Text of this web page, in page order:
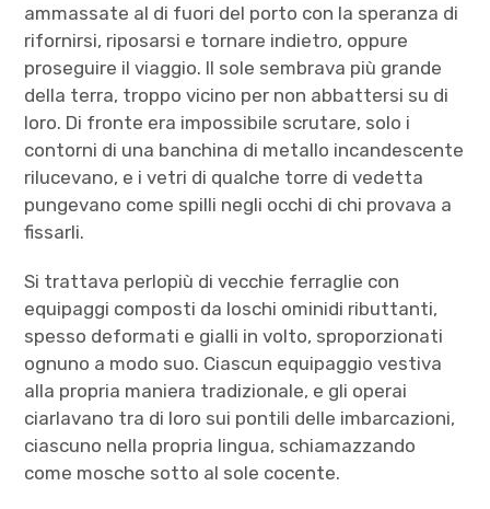
ammassate al di fuori del porto con la speranza di
rifornirsi, riposarsi e tornare indietro, oppure
proseguire il viaggio. Il sole sembrava più grande
della terra, troppo vicino per non abbattersi su di
loro. Di fronte era impossibile scrutare, solo i
contorni di una banchina di metallo incandescente
rilucevano, e i vetri di qualche torre di vedetta
pungevano come spilli negli occhi di chi provava a
fissarli.
Si trattava perlopiù di vecchie ferraglie con
equipaggi composti da loschi ominidi ributtanti,
spesso deformati e gialli in volto, sproporzionati
ognuno a modo suo. Ciascun equipaggio vestiva
alla propria maniera tradizionale, e gli operai
ciarlavano tra di loro sui pontili delle imbarcazioni,
ciascuno nella propria lingua, schiamazzando
come mosche sotto al sole cocente.